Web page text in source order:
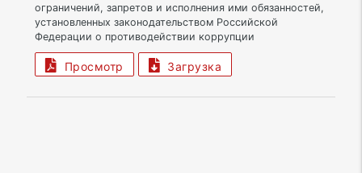
ограничений, запретов и исполнения ими обязанностей,
установленных законодательством Российской
Федерации о противодействии коррупции
Просмотр Загрузка